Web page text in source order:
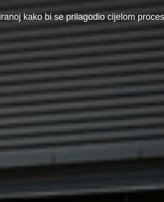
kako bi se prilagodio cijelom